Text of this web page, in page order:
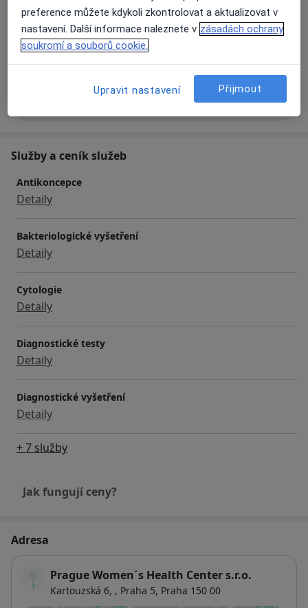
Infekce pohlavních orgánů
Bolesti břicha
Menstruační poruchy
Pohlavně přenosné nemoci
Služby a ceník služeb
Antikoncepce
Detaily
Bakteriologické vyšetření
Detaily
Cytologie
Detaily
Diagnostické testy
Detaily
Diagnostické vyšetření
Detaily
+ 7 služby
Jak fungují ceny?
Adresa
Prague Women´s Health Center s.r.o.
Kartouzská 6, , Praha 5, Praha 150 00
preference můžete kdykoli zkontrolovat a aktualizovat v
nastavení. Další informace naleznete v zásadách ochrany
soukromí a souborů cookie.
Upravit nastavení Přijmout